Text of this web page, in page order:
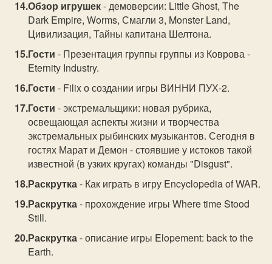
Обзор игрушек- демоверсии: Little Ghost, The
Dark Empire, Worms, Смагли 3, Monster Land,
Цивилизация, Тайны капитана Шелтона.
Гости - Презентация группы группы из Коврова -
Eternity Industry.
Гости - Filix о создании игры ВИННИ ПУХ-2.
Гости - экстремальщики: новая рубрика,
освещающая аспекты жизни и творчества
экстремальных рыбинских музыкантов. Сегодня в
гостях Марат и Демон - стоявшие у истоков такой
известной (в узких кругах) команды "Disgust".
Раскрутка- Как играть в игру Encyclopedia of WAR.
Раскрутка- прохождение игры Where time Stood
Still.
Раскрутка- описание игры Elopement: back to the
Earth.